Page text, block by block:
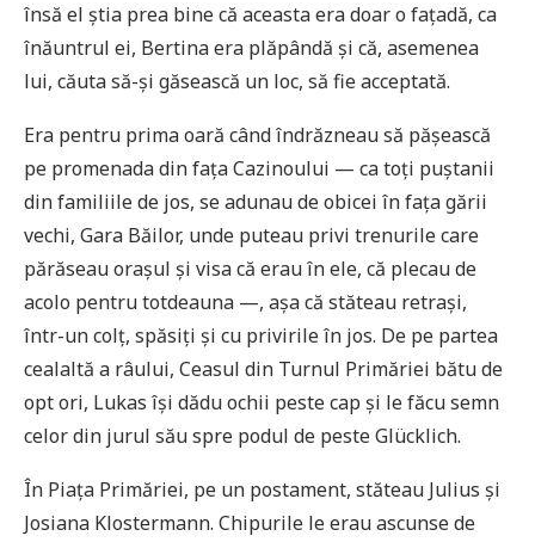
însă el știa prea bine că aceasta era doar o fațadă, ca
înăuntrul ei, Bertina era plăpândă și că, asemenea
lui, căuta să-și găsească un loc, să fie acceptată.
Era pentru prima oară când îndrăzneau să pășească
pe promenada din fața Cazinoului — ca toți puștanii
din familiile de jos, se adunau de obicei în fața gării
vechi, Gara Băilor, unde puteau privi trenurile care
părăseau orașul și visa că erau în ele, că plecau de
acolo pentru totdeauna —, așa că stăteau retrași,
într-un colț, spăsiți și cu privirile în jos. De pe partea
cealaltă a râului, Ceasul din Turnul Primăriei bătu de
opt ori, Lukas își dădu ochii peste cap și le făcu semn
celor din jurul său spre podul de peste Glücklich.
În Piața Primăriei, pe un postament, stăteau Julius și
Josiana Klostermann. Chipurile le erau ascunse de